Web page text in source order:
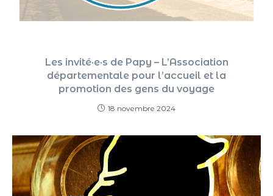
Les invité·e·s de Papy – L’Association
départementale pour l’accueil et la
promotion des gens du voyage
18 novembre 2024